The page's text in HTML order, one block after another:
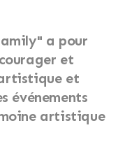
a pour
et
et
événements
artistique